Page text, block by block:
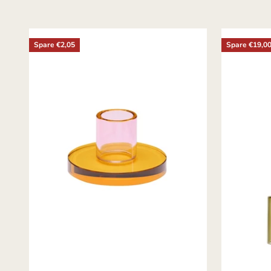
Spare €2,05 Spare €19,00